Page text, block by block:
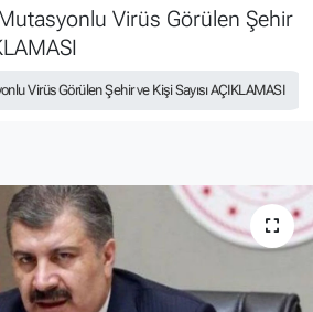
Virüs Görülen Şehir
Virüs Görülen Şehir ve Kişi Sayısı AÇIKLAMASI